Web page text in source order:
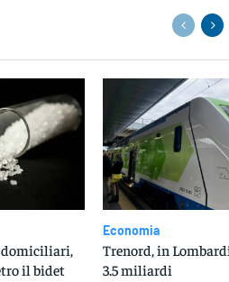
domiciliari,
il bidet
Economia
Trenord, in
3.5 miliardi